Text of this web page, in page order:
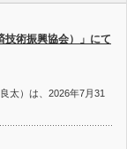
技術振興協会）」にて
太）は、2026年7月31